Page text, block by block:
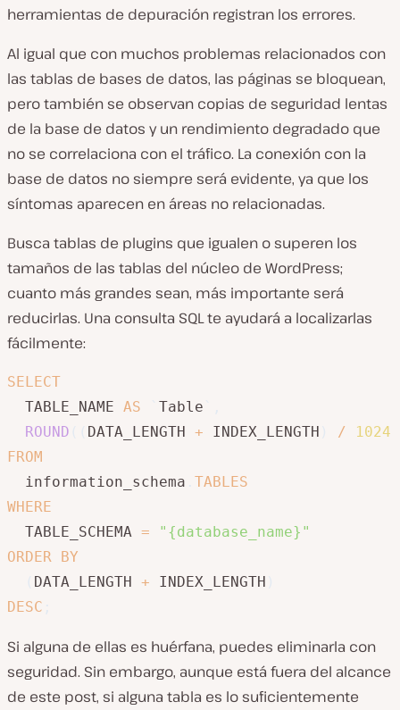
herramientas de depuración registran los errores.
Al igual que con muchos problemas relacionados con
las tablas de bases de datos, las páginas se bloquean,
pero también se observan copias de seguridad lentas
de la base de datos y un rendimiento degradado que
no se correlaciona con el tráfico. La conexión con la
base de datos no siempre será evidente, ya que los
síntomas aparecen en áreas no relacionadas.
Busca tablas de plugins que igualen o superen los
tamaños de las tablas del núcleo de WordPress;
cuanto más grandes sean, más importante será
reducirlas. Una consulta SQL te ayudará a localizarlas
fácilmente:
SELECT
  TABLE_NAME
AS Table
ROUND
DATA_LENGTH + INDEX_LENGTH /
1024
FROM
  information_schema
TABLES
WHERE
  TABLE_SCHEMA
=
"{database_name}"
ORDER
BY
DATA_LENGTH + INDEX_LENGTH
DESC
Si alguna de ellas es huérfana, puedes eliminarla con
seguridad. Sin embargo, aunque está fuera del alcance
de este post, si alguna tabla es lo suficientemente